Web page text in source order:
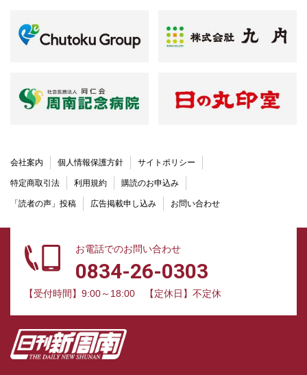
会社案内 個人情報保護方針 サイトポリシー
特定商取引法 利用規約 購読のお申込み
「読者の声」投稿 広告掲載申し込み お問い合わせ
お電話でのお問い合わせ
0834-26-0303
【受付時間】9:00～18:00 【定休日】不定休